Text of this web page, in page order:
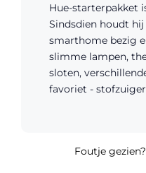
Hue-starterpakket
Sindsdien houdt
smarthome bezig
slimme lampen,
sloten,
favoriet -
Foutje gezien?